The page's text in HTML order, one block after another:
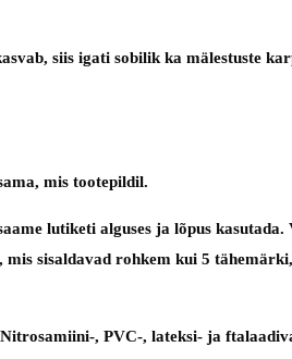
siis igati sobilik ka mälestuste
mis tootepildil.
lutiketi alguses ja lõpus
sisaldavad rohkem kui 5
, PVC-, lateksi- ja